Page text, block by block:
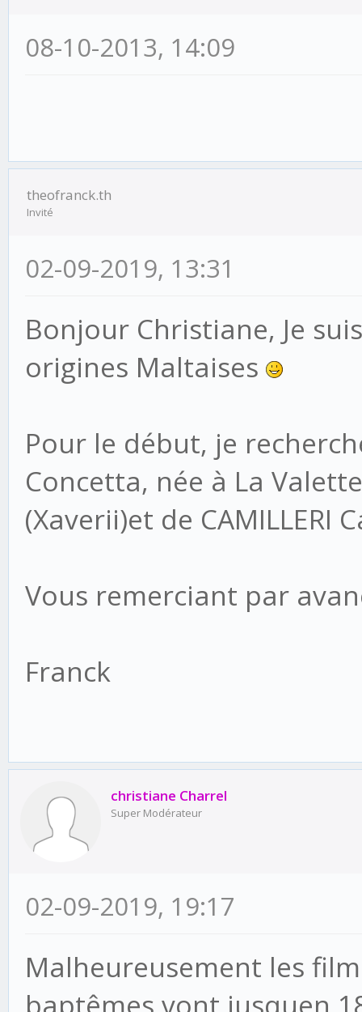
08-10-2013, 14:09
theofranck.th
Invité
02-09-2019, 13:31
Bonjour Christiane, Je
origines Maltaises
Pour le début, je
Concetta, née à La
(Xaverii)et de CAMILLERI
Vous remerciant par
Franck
christiane Charrel
Super Modérateur
02-09-2019, 19:17
Malheureusement les
baptêmes vont jusquen